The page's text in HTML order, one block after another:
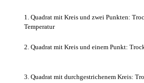
1. Quadrat mit Kreis und zwei Punkten:
Temperatur
2. Quadrat mit Kreis und einem Punkt:
3. Quadrat mit durchgestrichenem Kreis: